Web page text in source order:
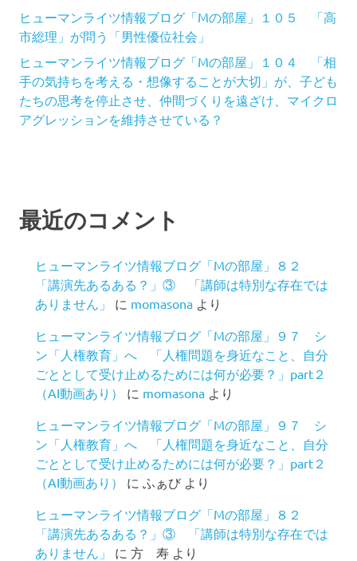
ヒューマンライツ情報ブログ「Mの部屋」１０５ 「高
市総理」が問う「男性優位社会」
ヒューマンライツ情報ブログ「Mの部屋」１０４ 「相
手の気持ちを考える・想像することが大切」が、子ども
たちの思考を停止させ、仲間づくりを遠ざけ、マイクロ
アグレッションを維持させている？
最近のコメント
ヒューマンライツ情報ブログ「Mの部屋」８２
「講演先あるある？」③ 「講師は特別な存在では
ありません」
に momasona より
ヒューマンライツ情報ブログ「Mの部屋」９７ シ
ン「人権教育」へ 「人権問題を身近なこと、自分
ごととして受け止めるためには何が必要？」part２
（AI動画あり）
に momasona より
ヒューマンライツ情報ブログ「Mの部屋」９７ シ
ン「人権教育」へ 「人権問題を身近なこと、自分
ごととして受け止めるためには何が必要？」part２
（AI動画あり）
に ふぁび より
ヒューマンライツ情報ブログ「Mの部屋」８２
「講演先あるある？」③ 「講師は特別な存在では
ありません」
に 方 寿 より